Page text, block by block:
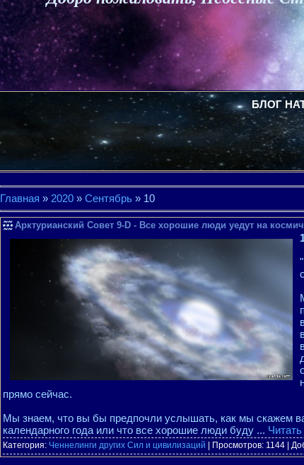
БЛОГ
Главная » 2020 » Сентябрь » 10
Арктурианский Совет 9-D - Все хорошие люди уедут на
прямо сейчас.
Мы знаем, что вы бы предпочли услышать, как мы скажем
календарного года или что все хорошие люди буду ...
Категория: Ченнелинги других Сил и цивилизаций | Просмотров: 1144 |